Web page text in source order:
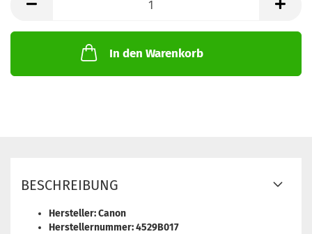
In den Warenkorb
BESCHREIBUNG
Hersteller: Canon
Herstellernummer: 4529B017